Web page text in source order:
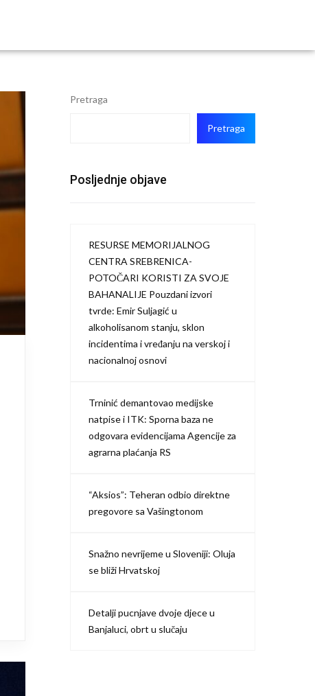
Pretraga
Pretraga
Posljednje objave
RESURSE MEMORIJALNOG
CENTRA SREBRENICA-
POTOČARI KORISTI ZA SVOJE
BAHANALIJE Pouzdani izvori
tvrde: Emir Suljagić u
alkoholisanom stanju, sklon
incidentima i vređanju na verskoj i
nacionalnoj osnovi
Trninić demantovao medijske
natpise i ITK: Sporna baza ne
odgovara evidencijama Agencije za
agrarna plaćanja RS
“Aksios”: Teheran odbio direktne
pregovore sa Vašingtonom
Snažno nevrijeme u Sloveniji: Oluja
se bliži Hrvatskoj
Detalji pucnjave dvoje djece u
Banjaluci, obrt u slučaju